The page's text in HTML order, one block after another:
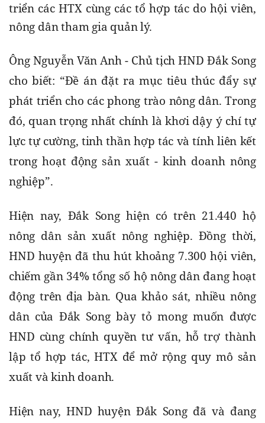
triển các HTX cùng các tổ hợp tác do hội viên,
nông dân tham gia quản lý.
Ông Nguyễn Văn Anh - Chủ tịch HND Đắk Song
cho biết: “Đề án đặt ra mục tiêu thúc đẩy sự
phát triển cho các phong trào nông dân. Trong
đó, quan trọng nhất chính là khơi dậy ý chí tự
lực tự cường, tinh thần hợp tác và tính liên kết
trong hoạt động sản xuất - kinh doanh nông
nghiệp”.
Hiện nay, Đắk Song hiện có trên 21.440 hộ
nông dân sản xuất nông nghiệp. Đồng thời,
HND huyện đã thu hút khoảng 7.300 hội viên,
chiếm gần 34% tổng số hộ nông dân đang hoạt
động trên địa bàn. Qua khảo sát, nhiều nông
dân của Đắk Song bày tỏ mong muốn được
HND cùng chính quyền tư vấn, hỗ trợ thành
lập tổ hợp tác, HTX để mở rộng quy mô sản
xuất và kinh doanh.
Hiện nay, HND huyện Đắk Song đã và đang